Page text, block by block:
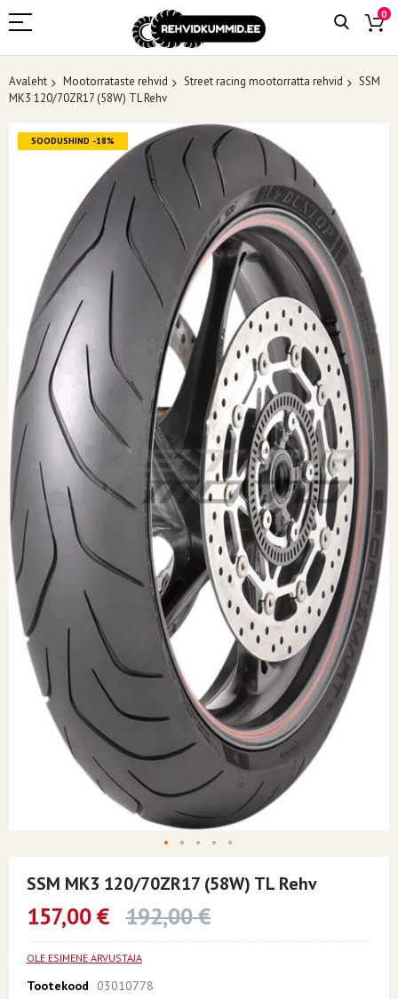
0
Avaleht Mootorrataste rehvid Street racing mootorratta rehvid
SSM
MK3 120/70ZR17 (58W) TL Rehv
Skip
SOODUSHIND -18%
beginning
images
SSM MK3 120/70ZR17 (58W) TL Rehv
157,00 € 192,00 €
OLE ESIMENE ARVUSTAJA
Tootekood 03010778